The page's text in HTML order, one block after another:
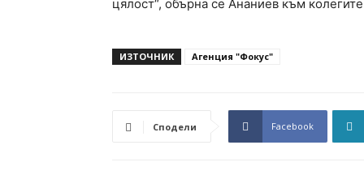
цялост“, обърна се Ананиев към
ИЗТОЧНИК Агенция "Фокус"
Сподели Facebook